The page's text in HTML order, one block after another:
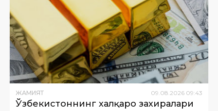
ЖАМИЯТ 09 08 2026 09:43
Ўзбекистоннинг халқаро захиралари